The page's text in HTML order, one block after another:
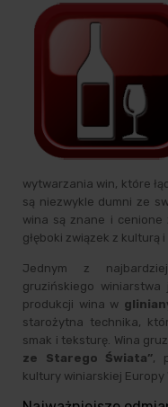
wytwarzania win, które
są niezwykle dumni ze
wina są znane i
głęboki związek z kulturą
Jednym z
gruzińskiego
produkcji wina w
starożytna technika,
smak i teksturę. Wina
ze Starego Świata”,
kultury winiarskiej Europy